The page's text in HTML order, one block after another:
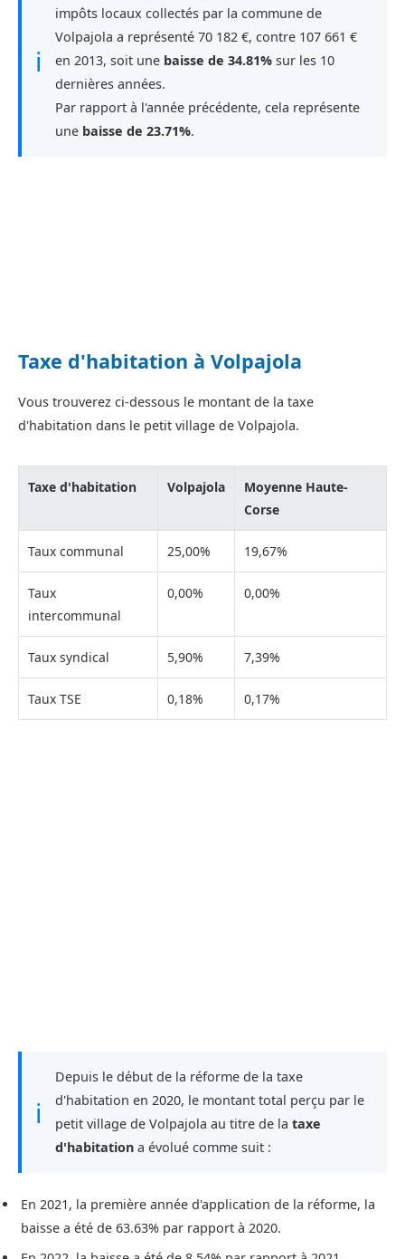
ℹ
impôts locaux collectés par la commune de
Volpajola a représenté 70 182 €, contre 107 661 €
en 2013, soit une baisse de 34.81% sur les 10
dernières années.
Par rapport à l'année précédente, cela représente
une baisse de 23.71%.
Taxe d'habitation à Volpajola
Vous trouverez ci-dessous le montant de la taxe
d'habitation dans le petit village de Volpajola.
Taxe d'habitation Volpajola
Moyenne Haute-
Corse
Taux communal 25,00% 19,67%
Taux
intercommunal
0,00% 0,00%
Taux syndical 5,90% 7,39%
Taux TSE 0,18% 0,17%
ℹ
Depuis le début de la réforme de la taxe
d'habitation en 2020, le montant total perçu par le
petit village de Volpajola au titre de la taxe
d'habitation a évolué comme suit :
En 2021, la première année d'application de la réforme, la
baisse a été de 63.63% par rapport à 2020.